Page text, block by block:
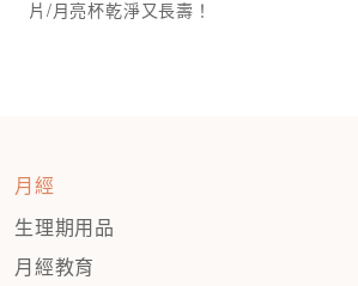
月經
生理期用品
月經教育